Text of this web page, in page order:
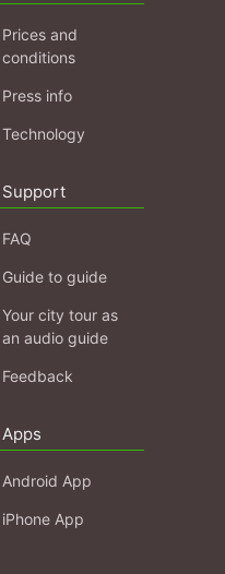
Prices and
conditions
Press info
Technology
Support
FAQ
Guide to guide
Your city tour as
an audio guide
Feedback
Apps
Android App
iPhone App